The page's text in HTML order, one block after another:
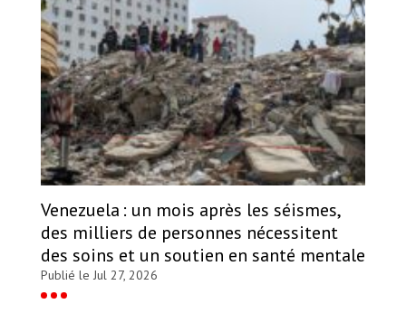
Venezuela : un mois après les séismes,
des milliers de personnes nécessitent
des soins et un soutien en santé mentale
Publié le Jul 27, 2026